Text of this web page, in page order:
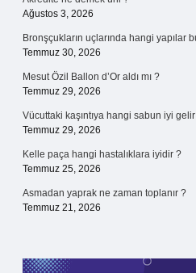
Ağustos 3, 2026
Bronşçukların uçlarında hangi yapılar
Temmuz 30, 2026
Mesut Özil Ballon d’Or aldı mı ?
Temmuz 29, 2026
Vücuttaki kaşıntıya hangi sabun iyi
Temmuz 29, 2026
Kelle paça hangi hastalıklara iyidir ?
Temmuz 25, 2026
Asmadan yaprak ne zaman toplanır ?
Temmuz 21, 2026